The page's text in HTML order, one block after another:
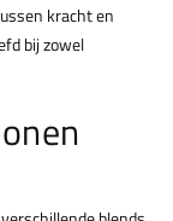
kracht en
bij zowel